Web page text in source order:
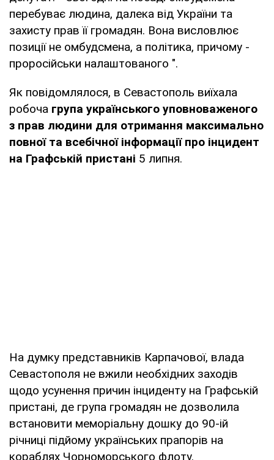
перебуває людина, далека від України та
захисту прав її громадян. Вона висловлює
позиції не омбудсмена, а політика, причому -
проросійськи налаштованого ".
Як повідомлялося, в Севастополь виїхала
робоча група українського уповноваженого
з прав людини для отримання максимально
повної та всебічної інформації про інцидент
на Графській пристані 5 липня.
На думку представників Карпачової, влада
Севастополя не вжили необхідних заходів
щодо усунення причин інциденту на Графській
пристані, де група громадян не дозволила
встановити меморіальну дошку до 90-ій
річниці підйому українських прапорів на
кораблях Чорноморського флоту.